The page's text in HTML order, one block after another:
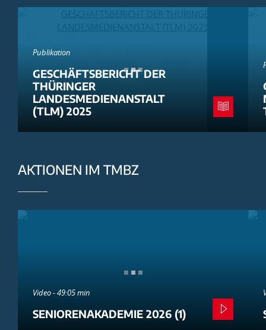
Publikation
GESCHÄFTSBERICHT DER
THÜRINGER
LANDESMEDIENANSTALT
(TLM) 2025
AKTIONEN IM TMBZ
Video - 49:05 min
SENIORENAKADEMIE 2026 (1)